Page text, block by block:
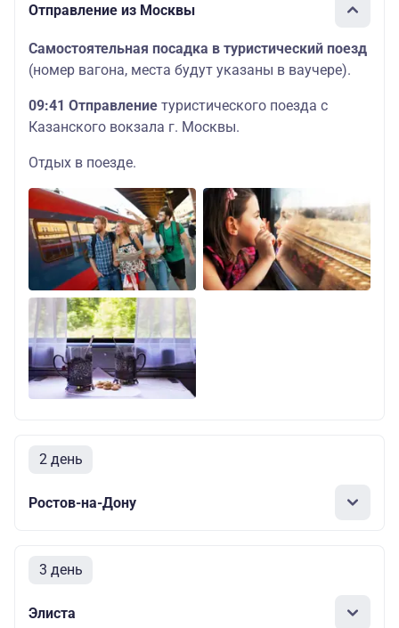
Отправление из Москвы
Самостоятельная посадка в туристический поезд
(номер вагона, места будут указаны в ваучере).
09:41 Отправление туристического поезда с
Казанского вокзала г. Москвы.
Отдых в поезде.
2 день
Ростов-на-Дону
3 день
Элиста